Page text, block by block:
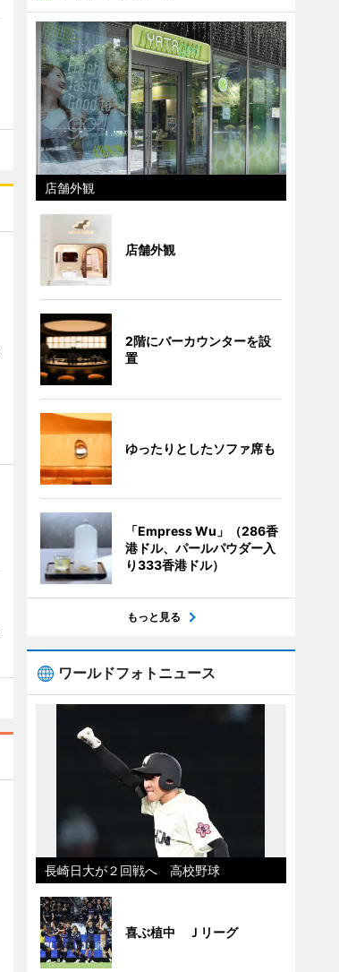
店舗外観
店舗外観
2階にバーカウンターを設
置
ゆったりとしたソファ席も
「Empress Wu」（286香
港ドル、パールパウダー入
り333香港ドル）
もっと見る
ワールドフォトニュース
長崎日大が２回戦へ 高校野球
喜ぶ植中 Ｊリーグ